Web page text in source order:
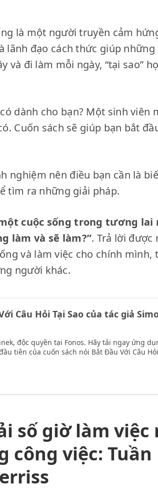
là một người truyền cảm
lãnh đạo cách thức giúp
và đi làm mỗi ngày, “tại sao”
dành cho bạn? Một sinh
Cuốn sách sẽ giúp bạn bắt
nghiệm nên điều bạn cần là
tìm ra những giải pháp.
cuộc sống trong tương lai
làm và sẽ làm?”. Trả lời được
và làm việc cho chính
người khác.
Câu Hỏi Tại Sao của tác giả
độc quyền tại Fonos. Hãy tải ngay ứng
tiên của cuốn sách nói Bắt Đầu Với Câu
số giờ làm
công việc: Tuần